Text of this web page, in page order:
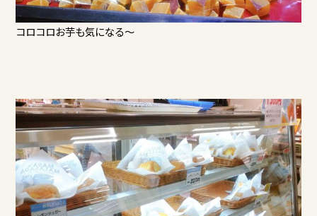
コロコロお芋も気になる～